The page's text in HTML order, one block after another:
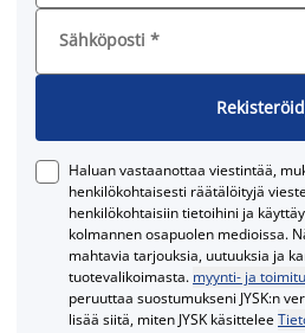
Sähköposti *
Haluan vastaanottaa viestintää,
henkilökohtaisesti räätälöityjä
henkilökohtaisiin tietoihini ja
kolmannen osapuolen medioissa.
mahtavia tarjouksia, uutuuksia ja
tuotevalikoimasta. myynti- ja
peruuttaa suostumukseni JYSK:n
lisää siitä, miten JYSK käsittelee